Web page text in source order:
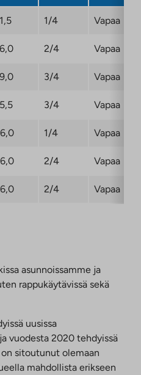
1/4 Vapaa
2/4 Vapaa
3/4 Vapaa
3/4 Vapaa
1/4 Vapaa
2/4 Vapaa
2/4 Vapaa
asunnoissamme ja
rappukäytävissä sekä
uusissa
vuodesta 2020 tehdyissä
on sitoutunut olemaan
mahdollista erikseen